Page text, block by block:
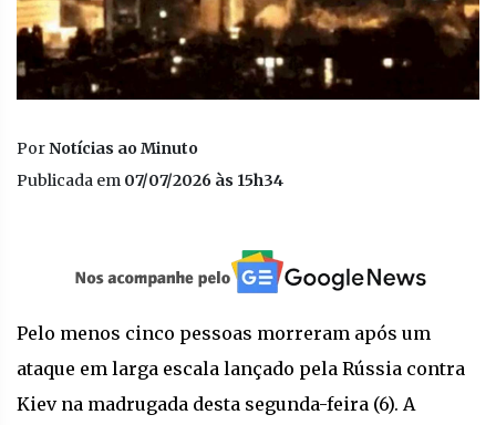
PorNotícias ao Minuto
Publicada em 07/07/2026 às 15h34
Pelo menos cinco pessoas morreram após um
ataque em larga escala lançado pela Rússia contra
Kiev na madrugada desta segunda-feira (6). A